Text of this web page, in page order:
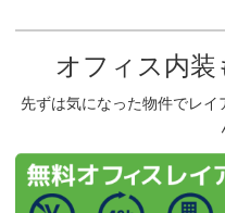
オフィス内
先ずは気になった物件でレ